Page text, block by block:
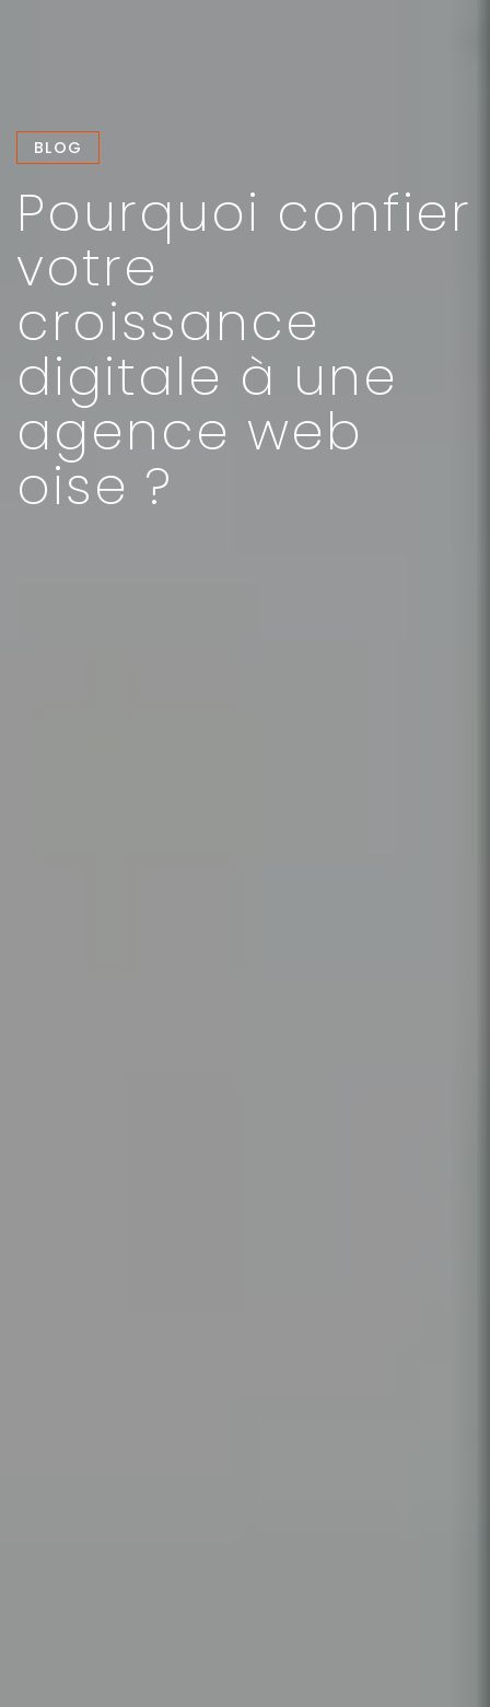
BLOG
Pourquoi confier
votre
croissance
digitale à une
agence web
oise ?